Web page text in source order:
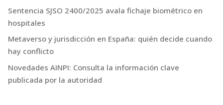
Sentencia SJSO 2400/2025 avala fichaje biométrico en
hospitales
Metaverso y jurisdicción en España: quién decide cuando
hay conflicto
Novedades AINPI: Consulta la información clave
publicada por la autoridad